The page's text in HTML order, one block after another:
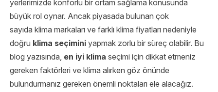
yerlerimizde konforlu bir ortam sağlama konusunda
büyük rol oynar. Ancak piyasada bulunan çok
sayıda klima markaları ve farklı klima fiyatları nedeniyle
doğru klima seçimini yapmak zorlu bir süreç olabilir. Bu
blog yazısında, en iyi klima seçimi için dikkat etmeniz
gereken faktörleri ve klima alırken göz önünde
bulundurmanız gereken önemli noktaları ele alacağız.